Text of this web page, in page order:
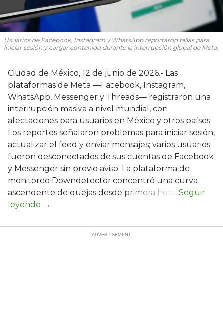
Usuarios de Facebook, Instagram y WhatsApp reportaron fallas para
iniciar sesión y cargar contenido durante la interrupción global de Meta.
Ciudad de México, 12 de junio de 2026.- Las
plataformas de Meta —Facebook, Instagram,
WhatsApp, Messenger y Threads— registraron una
interrupción masiva a nivel mundial, con
afectaciones para usuarios en México y otros países.
Los reportes señalaron problemas para iniciar sesión,
actualizar el feed y enviar mensajes; varios usuarios
fueron desconectados de sus cuentas de Facebook
y Messenger sin previo aviso. La plataforma de
monitoreo Downdetector concentró una curva
ascendente de quejas desde primera hora.